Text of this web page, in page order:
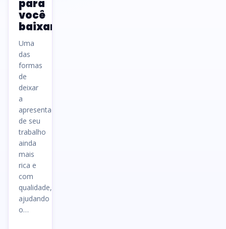
para
você
baixar
Uma
das
formas
de
deixar
a
apresentação
de seu
trabalho
ainda
mais
rica e
com
qualidade,
ajudando
o…